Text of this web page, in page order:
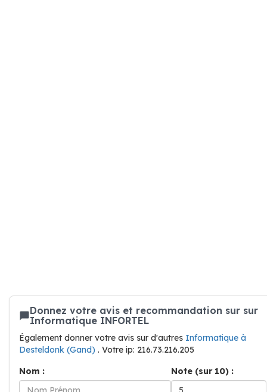
Donnez votre avis et recommandation sur sur
Informatique INFORTEL
Également donner votre avis sur d'autres Informatique à
Desteldonk (Gand) . Votre ip: 216.73.216.205
Nom :
Note (sur 10) :